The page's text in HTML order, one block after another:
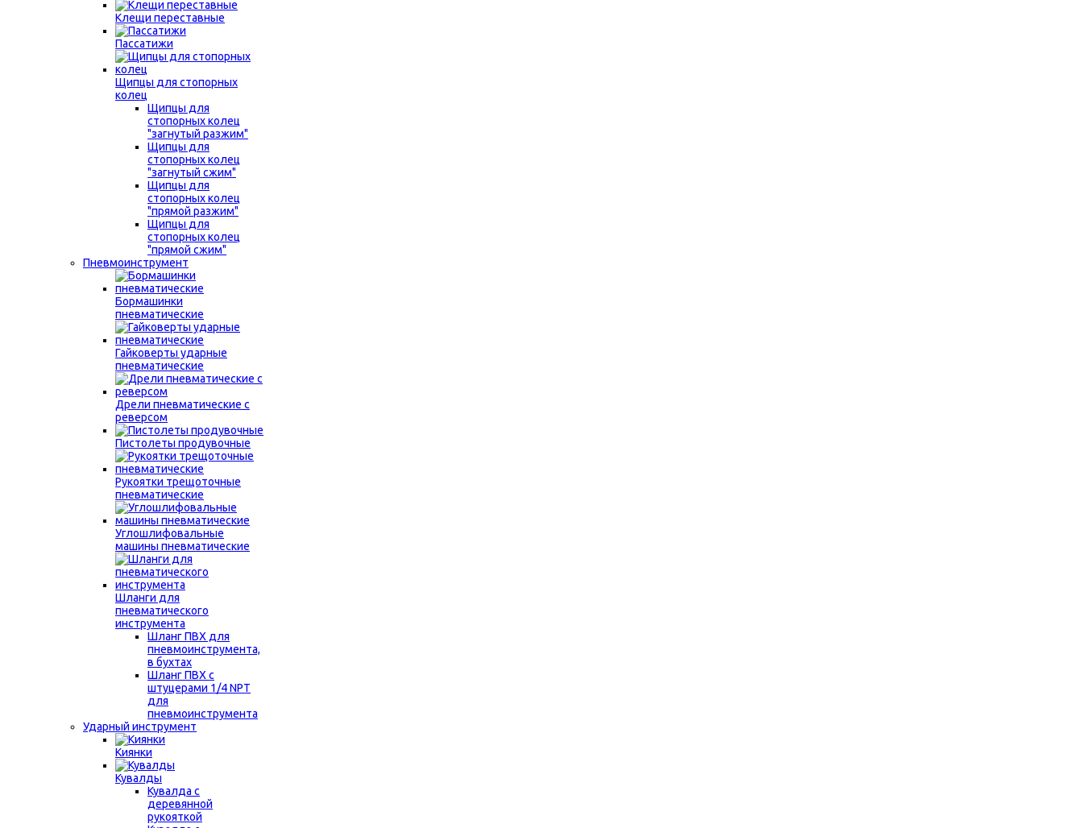
Клещи переставные
Пассатижи
Щипцы для стопорных
колец
Щипцы для
стопорных колец
"загнутый разжим"
Щипцы для
стопорных колец
"загнутый сжим"
Щипцы для
стопорных колец
"прямой разжим"
Щипцы для
стопорных колец
"прямой сжим"
Пневмоинструмент
Бормашинки
пневматические
Гайковерты ударные
пневматические
Дрели пневматические с
реверсом
Пистолеты продувочные
Рукоятки трещоточные
пневматические
Углошлифовальные
машины пневматические
Шланги для
пневматического
инструмента
Шланг ПВХ для
пневмоинструмента,
в бухтах
Шланг ПВХ с
штуцерами 1/4 NPT
для
пневмоинструмента
Ударный инструмент
Киянки
Кувалды
Кувалда с
деревянной
рукояткой